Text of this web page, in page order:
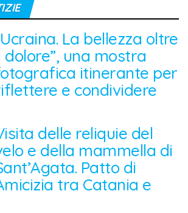
La bellezza oltre
dolore”, una mostra
itinerante per
e condividere
delle reliquie del
e della mammella di
Patto di
tra Catania e